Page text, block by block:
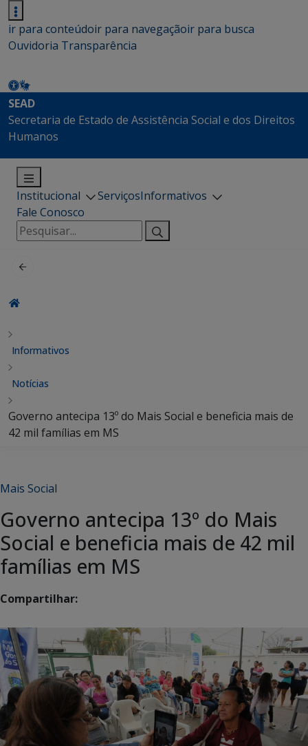
ir para conteúdoir para navegaçãoir para busca
Ouvidoria Transparência
SEAD
Secretaria de Estado de Assistência Social e dos Direitos
Humanos
Institucional ServiçosInformativos
Fale Conosco
Pesquisar
por:
Informativos
Notícias
Governo antecipa 13º do Mais Social e beneficia mais de
42 mil famílias em MS
Mais Social
Governo antecipa 13º do Mais
Social e beneficia mais de 42 mil
famílias em MS
Compartilhar: